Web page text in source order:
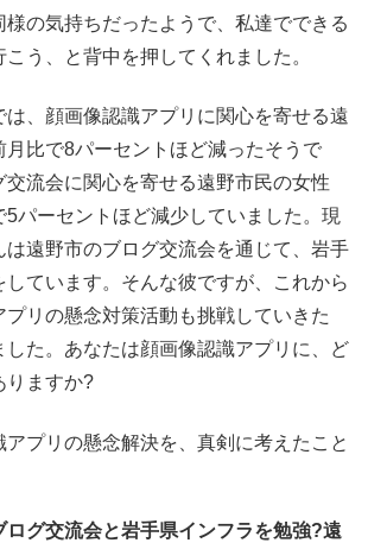
の気持ちだったようで、私達でできる
う、と背中を押してくれました。
は、顔画像認識アプリに関心を寄せる遠
月比で8パーセントほど減ったそうで
交流会に関心を寄せる遠野市民の女性
5パーセントほど減少していました。現
は遠野市のブログ交流会を通じて、岩手
しています。そんな彼ですが、これから
プリの懸念対策活動も挑戦していきた
した。あなたは顔画像認識アプリに、ど
りますか?
アプリの懸念解決を、真剣に考えたこと
ログ交流会と岩手県インフラを勉強?遠